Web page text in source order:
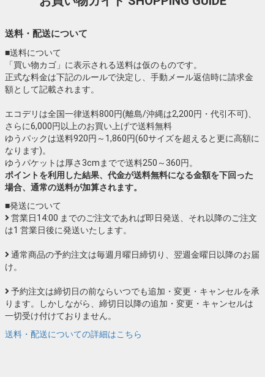
送料・配送について
■送料について
「買い物カゴ」に表示される送料は仮のものです。
正式な料金は下記のルールで決定し、手動メール返信時に請求金
額として記載されます。
エコデリは全国一律送料800円(離島/沖縄は2,200円・代引不可)、
さらに6,000円以上のお買い上げで送料無料
ゆうパックは送料920円～1,860円(60サイズを超えると更に高額に
なります)。
ゆうパケットは厚さ3cmまでで送料250～360円。
ポイントを利用した結果、代金が送料無料になる金額を下回った
場合、通常の送料が加算されます。
■発送について
営業日14:00 までのご注文であれば即日発送、それ以降のご注文
は1 営業日後に発送いたします。
通常商品の予約注文は毎週月曜日締切り、翌週金曜日以降のお届
け。
予約注文は締切日の前ならいつでも追加・変更・キャンセルを承
ります。しかしながら、締切日以降の追加・変更・キャンセルは
一切受け付けておりません。
送料・配送についての詳細はこちら